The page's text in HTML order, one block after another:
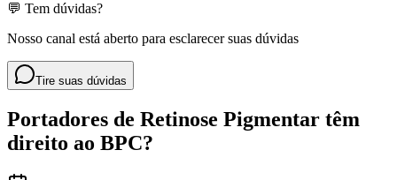
💬 Tem dúvidas?
Nosso canal está aberto para esclarecer suas dúvidas
Tire suas dúvidas
Portadores de Retinose Pigmentar têm
direito ao BPC?